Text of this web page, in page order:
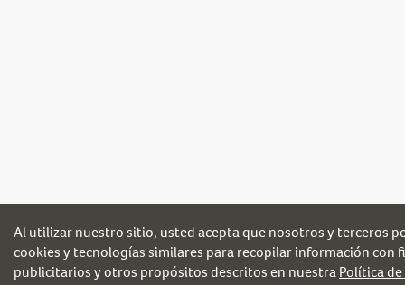
Al utilizar nuestro sitio, usted acepta que nosotros y terceros
cookies y tecnologías similares para recopilar información con
publicitarios y otros propósitos descritos en nuestraPolítica